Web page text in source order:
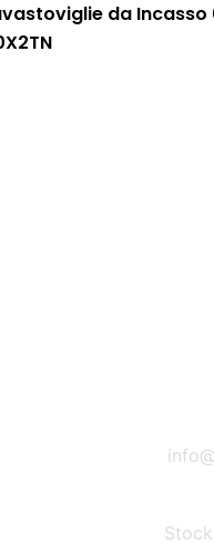
da Incasso